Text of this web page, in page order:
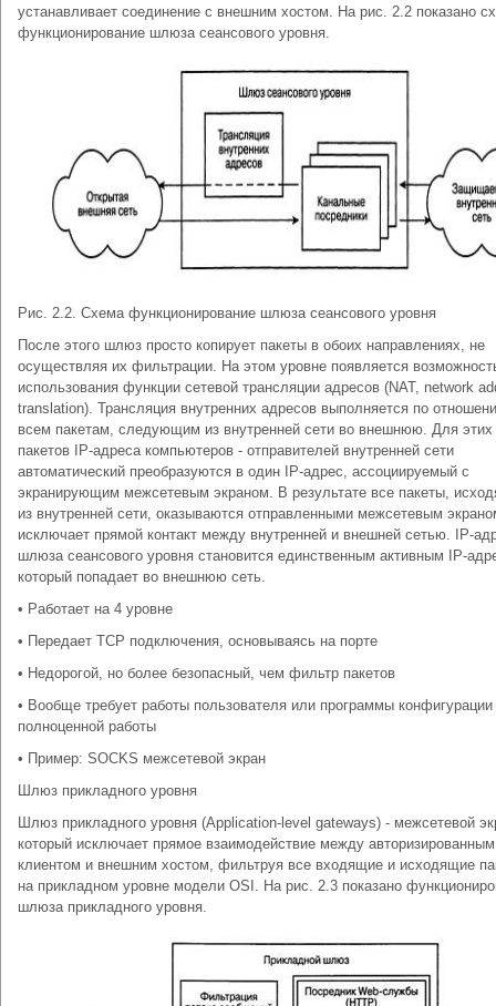
устанавливает соединение с внешним хостом. На рис. 2.2 показано
функционирование шлюза сеансового уровня.
Рис. 2.2. Схема функционирование шлюза сеансового уровня
После этого шлюз просто копирует пакеты в обоих направлениях, не
осуществляя их фильтрации. На этом уровне появляется
использования функции сетевой трансляции адресов (NAT, network
translation). Трансляция внутренних адресов выполняется по
всем пакетам, следующим из внутренней сети во внешнюю. Для этих
пакетов IP-адреса компьютеров - отправителей внутренней сети
автоматический преобразуются в один IP-адрес, ассоциируемый с
экранирующим межсетевым экраном. В результате все пакеты,
из внутренней сети, оказываются отправленными межсетевым
исключает прямой контакт между внутренней и внешней сетью. IP-
шлюза сеансового уровня становится единственным активным IP-
который попадает во внешнюю сеть.
• Работает на 4 уровне
• Передает TCP подключения, основываясь на порте
• Недорогой, но более безопасный, чем фильтр пакетов
• Вообще требует работы пользователя или программы
полноценной работы
• Пример: SOCKS межсетевой экран
Шлюз прикладного уровня
Шлюз прикладного уровня (Application-level gateways) - межсетевой
который исключает прямое взаимодействие между авторизированным
клиентом и внешним хостом, фильтруя все входящие и исходящие
на прикладном уровне модели OSI. На рис. 2.3 показано
шлюза прикладного уровня.